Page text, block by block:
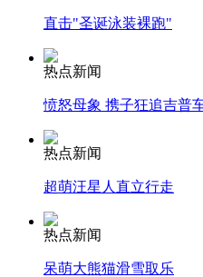
直击"圣诞泳装裸跑"
热点新闻
愤怒母象 携子狂追吉普
热点新闻
超萌汪星人直立行走
热点新闻
呆萌大熊猫滑雪取乐